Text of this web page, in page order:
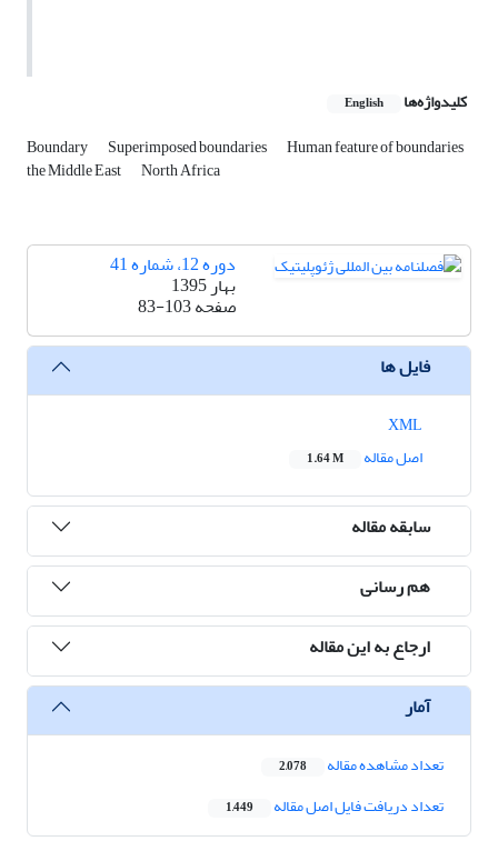
کلیدواژه‌ها English
Boundary Superimposed boundaries Human feature of boundaries
the Middle East North Africa
دوره 12، شماره 41
بهار 1395
صفحه83-103
فایل ها
اصل مقاله
1.64 M
سابقه مقاله
هم رسانی
ارجاع به این مقاله
آمار
تعداد مشاهده مقاله 2,078
تعداد دریافت فایل اصل مقاله 1,449